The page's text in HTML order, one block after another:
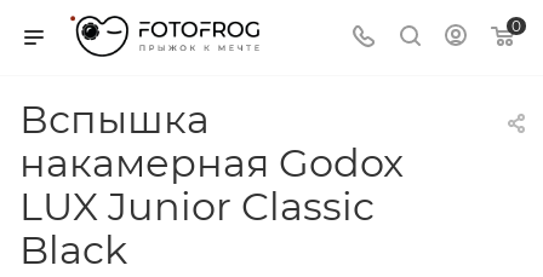
0
Вспышка
накамерная Godox
LUX Junior Classic
Black